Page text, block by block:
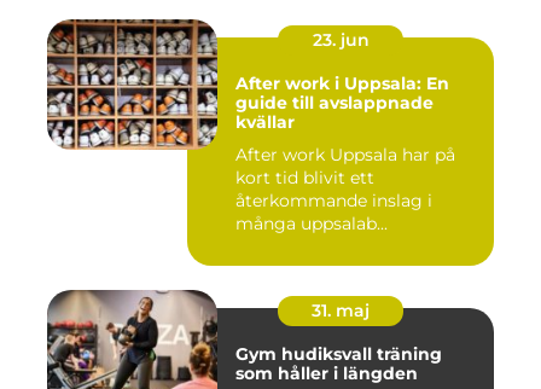
23. jun
After work i Uppsala: En
guide till avslappnade
kvällar
After work Uppsala har på
kort tid blivit ett
återkommande inslag i
många uppsalab...
31. maj
Gym hudiksvall träning
som håller i längden